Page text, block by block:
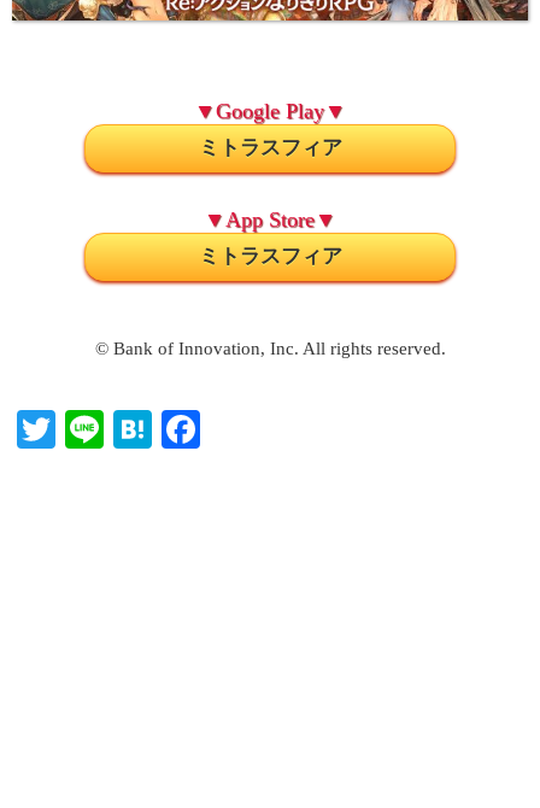
▼Google Play▼
ミトラスフィア
▼App Store▼
ミトラスフィア
© Bank of Innovation, Inc. All rights reserved.
T
Li H